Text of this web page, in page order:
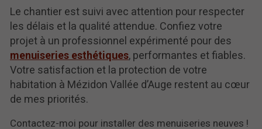
Le chantier est suivi avec attention pour respecter
les délais et la qualité attendue. Confiez votre
projet à un professionnel expérimenté pour des
menuiseries esthétiques, performantes et fiables.
Votre satisfaction et la protection de votre
habitation à Mézidon Vallée d’Auge restent au cœur
de mes priorités.
Contactez-moi pour installer des menuiseries neuves !